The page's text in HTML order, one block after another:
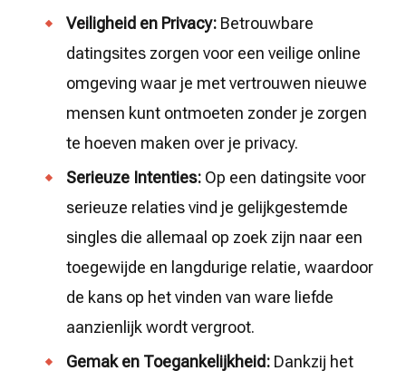
Veiligheid en Privacy: Betrouwbare
datingsites zorgen voor een veilige online
omgeving waar je met vertrouwen nieuwe
mensen kunt ontmoeten zonder je zorgen
te hoeven maken over je privacy.
Serieuze Intenties: Op een datingsite voor
serieuze relaties vind je gelijkgestemde
singles die allemaal op zoek zijn naar een
toegewijde en langdurige relatie, waardoor
de kans op het vinden van ware liefde
aanzienlijk wordt vergroot.
Gemak en Toegankelijkheid: Dankzij het